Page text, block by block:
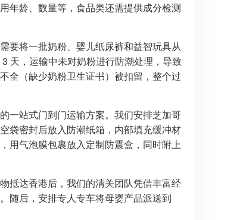
年龄、数量等，食品类还需提供成分检测
要将一批奶粉、婴儿纸尿裤和益智玩具从
天，运输中未对奶粉进行防潮处理，导致
全（缺少奶粉卫生证书）被扣留，整个过
一站式门到门运输方案。我们安排芝加哥
袋密封后放入防潮纸箱，内部填充缓冲材
用气泡膜包裹放入定制防震盒，同时附上
抵达香港后，我们的清关团队凭借丰富经
随后，安排专人专车将母婴产品派送到